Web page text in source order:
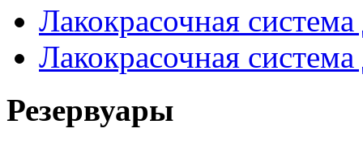
Лакокрасочная система
Лакокрасочная
Резервуары